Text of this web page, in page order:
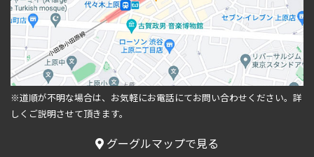
※道順が不明な場合は、お気軽にお電話にてお問い合わせください。 詳
しくご説明させて頂きます。
グーグルマップで見る